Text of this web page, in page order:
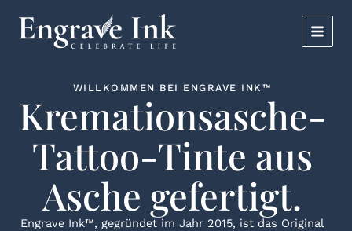
Inhalt
springen
MAIN
WILLKOMMEN BEI ENGRAVE INK™
Kremationsasche-
Tattoo-Tinte aus
Asche gefertigt.
Engrave Ink™, gegründet im Jahr 2015, ist das Original